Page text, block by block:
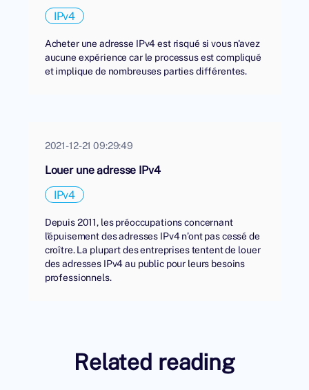
IPv4
Acheter une adresse IPv4 est risqué si vous n'avez
aucune expérience car le processus est compliqué
et implique de nombreuses parties différentes.
2021-12-21 09:29:49
Louer une adresse IPv4
IPv4
Depuis 2011, les préoccupations concernant
l'épuisement des adresses IPv4 n’ont pas cessé de
croître. La plupart des entreprises tentent de louer
des adresses IPv4 au public pour leurs besoins
professionnels.
Related reading